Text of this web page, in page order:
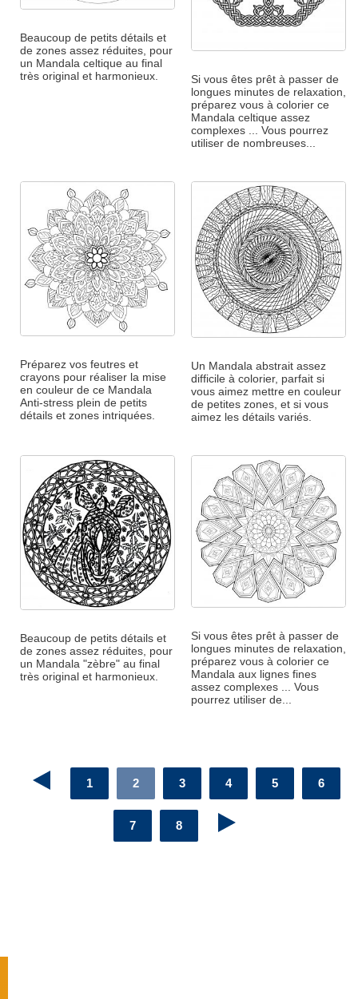
Beaucoup de petits détails et
de zones assez réduites, pour
un Mandala celtique au final
très original et harmonieux.
Si vous êtes prêt à passer de
longues minutes de relaxation,
préparez vous à colorier ce
Mandala celtique assez
complexes ... Vous pourrez
utiliser de nombreuses...
Préparez vos feutres et
crayons pour réaliser la mise
en couleur de ce Mandala
Anti-stress plein de petits
détails et zones intriquées.
Un Mandala abstrait assez
difficile à colorier, parfait si
vous aimez mettre en couleur
de petites zones, et si vous
aimez les détails variés.
Beaucoup de petits détails et
de zones assez réduites, pour
un Mandala "zèbre" au final
très original et harmonieux.
Si vous êtes prêt à passer de
longues minutes de relaxation,
préparez vous à colorier ce
Mandala aux lignes fines
assez complexes ... Vous
pourrez utiliser de...
1 2 3 4 5 6
7 8